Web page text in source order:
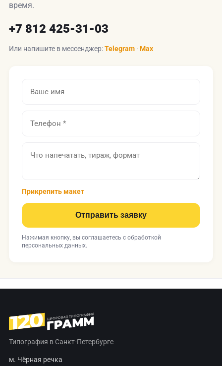
время.
+7 812 425-31-03
Или напишите в мессенджер:Telegram · Max
Прикрепить макет
Отправить заявку
Нажимая кнопку, вы соглашаетесь с обработкой
персональных данных.
Типография в Санкт-Петербурге
м. Чёрная речка